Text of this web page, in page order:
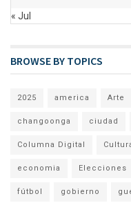
« Jul
BROWSE BY TOPICS
2025 america Arte
changoonga ciudad
Columna Digital
economia Elecciones
fútbol gobierno